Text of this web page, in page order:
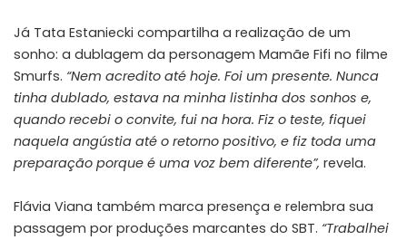
Já Tata Estaniecki compartilha a realização de um
sonho: a dublagem da personagem Mamãe Fifi no filme
Smurfs. “Nem acredito até hoje. Foi um presente. Nunca
tinha dublado, estava na minha listinha dos sonhos e,
quando recebi o convite, fui na hora. Fiz o teste, fiquei
naquela angústia até o retorno positivo, e fiz toda uma
preparação porque é uma voz bem diferente”, revela.
Flávia Viana também marca presença e relembra sua
passagem por produções marcantes do SBT. “Trabalhei